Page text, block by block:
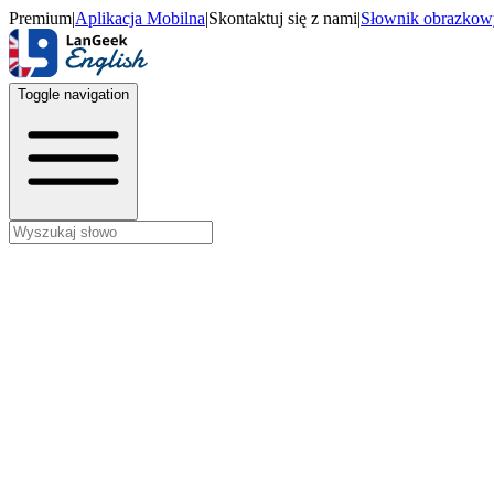
Premium|Aplikacja Mobilna|Skontaktuj się z nami|Słownik
Toggle navigation